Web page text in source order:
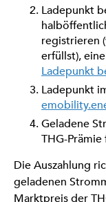
Ladepunkt
registrieren
erfüllst),
Ladepunkt
Ladepunkt
Geladene
THG-
Die Auszahlung
geladenen
Marktpreis der